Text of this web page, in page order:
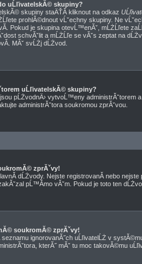
uĹľivatelskĂ© skupiny?
skupiny staÄŤĂ­ kliknout na odkaz
prohlĂ©dnout vĹˇechny skupiny. Ne
Pokud je skupina otevĹ™enĂˇ, mĹŻĹľete
schvĂˇlit a mĹŻĹľe se vĂˇs zeptat na
MĂˇ svĹŻj dĹŻvod.
uĹľivatelskĂ© skupiny?
pĹŻvodnÄ› vytvoĹ™eny administrĂˇtorem
administrĂˇtora soukromou zprĂˇvou.
zprĂˇvy!
dĹŻvody. Nejste registrovanĂ­ nebo nejste
pĹ™Ă­mo vĂˇm. Pokud je toto ten
soukromĂ© zprĂˇvy!
seznamu ignorovanĂ˝ch uĹľivatelĹŻ v
kterĂ˝ mĂˇ tu moc takovĂ©mu